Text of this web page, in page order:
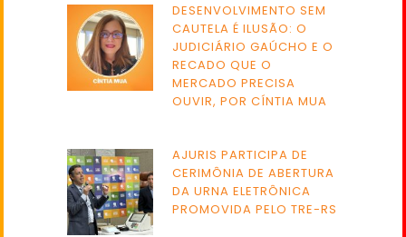
DESENVOLVIMENTO SEM
CAUTELA É ILUSÃO: O
JUDICIÁRIO GAÚCHO E O
RECADO QUE O
MERCADO PRECISA
OUVIR, POR CÍNTIA MUA
AJURIS PARTICIPA DE
CERIMÔNIA DE ABERTURA
DA URNA ELETRÔNICA
PROMOVIDA PELO TRE-RS